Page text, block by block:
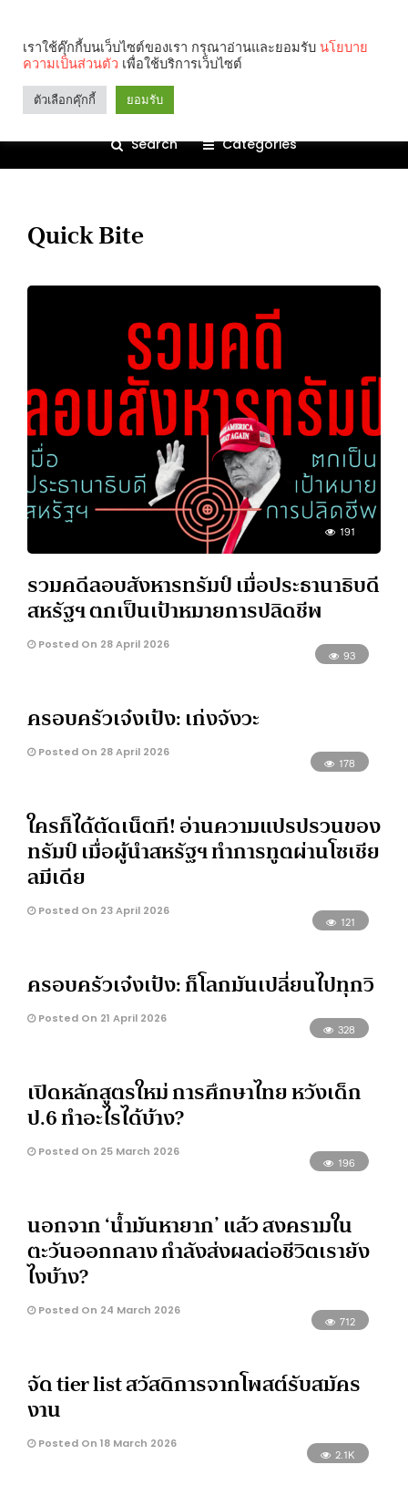
Search Categories
Quick Bite
191
รวมคดีลอบสังหารทรัมป์ เมื่อประธานาธิบดี
สหรัฐฯ ตกเป็นเป้าหมายการปลิดชีพ
Posted On 28 April 2026
93
ครอบครัวเจ๋งเป้ง: เก่งจังวะ
Posted On 28 April 2026
178
ใครก็ได้ตัดเน็ตที! อ่านความแปรปรวนของ
ทรัมป์ เมื่อผู้นำสหรัฐฯ ทำการทูตผ่านโซเชีย
ลมีเดีย
Posted On 23 April 2026
121
ครอบครัวเจ๋งเป้ง: ก็โลกมันเปลี่ยนไปทุกวิ
Posted On 21 April 2026
328
เปิดหลักสูตรใหม่ การศึกษาไทย หวังเด็ก
ป.6 ทำอะไรได้บ้าง?
Posted On 25 March 2026
196
นอกจาก ‘น้ำมันหายาก’ แล้ว สงครามใน
ตะวันออกกลาง กำลังส่งผลต่อชีวิตเรายัง
ไงบ้าง?
Posted On 24 March 2026
712
จัด tier list สวัสดิการจากโพสต์รับสมัคร
งาน
Posted On 18 March 2026
2.1K
เราใช้คุ๊กกี้บนเว็บไซต์ของเรา กรุณาอ่านและยอมรับ นโยบาย
ความเป็นส่วนตัว เพื่อใช้บริการเว็บไซต์
ตัวเลือกคุ๊กกี้ ยอมรับ